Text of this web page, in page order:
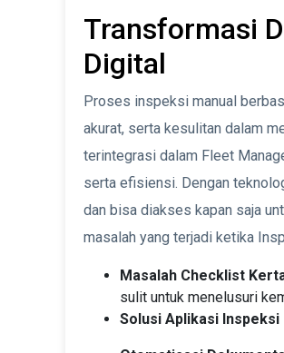
Transformasi
Digital
Proses inspeksi manual
akurat, serta kesulitan dalam
terintegrasi dalam Fleet
serta efisiensi. Dengan
dan bisa diakses kapan saja
masalah yang terjadi ketika
Masalah Checklist
sulit untuk menelusuri
Solusi Aplikasi Inspeksi